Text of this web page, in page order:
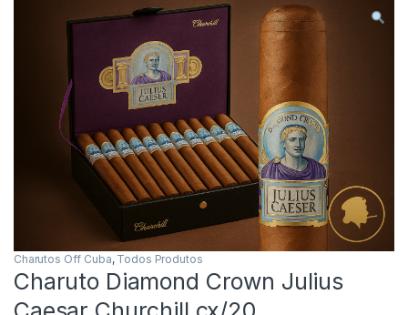
Charutos Off Cuba, Todos Produtos
Charuto Diamond Crown Julius